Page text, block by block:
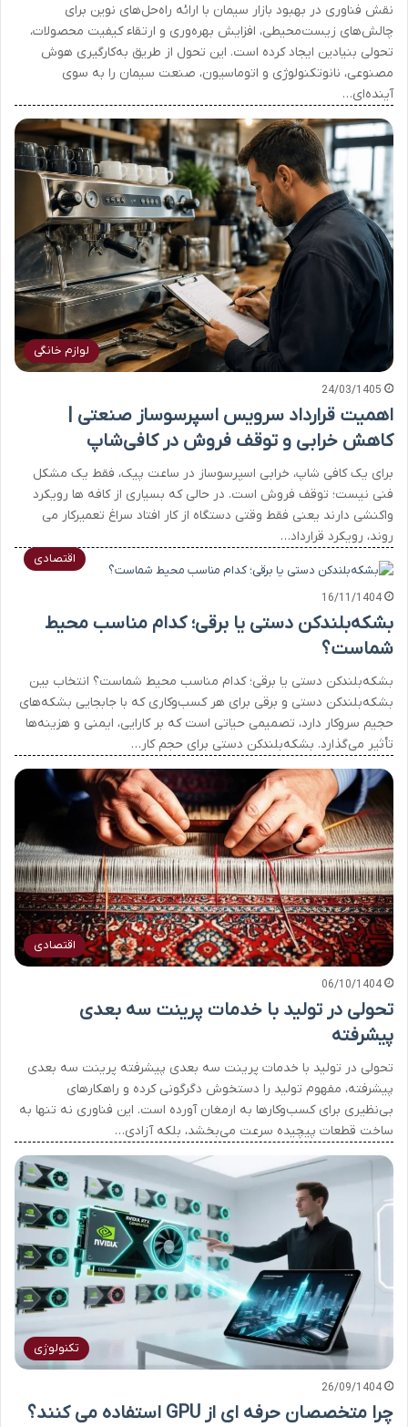
نقش فناوری در بهبود بازار سیمان با ارائه راه‌حل‌های نوین برای
چالش‌های زیست‌محیطی، افزایش بهره‌وری و ارتقاء کیفیت محصولات،
تحولی بنیادین ایجاد کرده است. این تحول از طریق به‌کارگیری هوش
مصنوعی، نانوتکنولوژی و اتوماسیون، صنعت سیمان را به سوی
آینده‌ای…
لوازم خانگی
24/03/1405
اهمیت قرارداد سرویس اسپرسوساز صنعتی |
کاهش خرابی و توقف فروش در کافی‌شاپ
برای یک کافی شاپ، خرابی اسپرسوساز در ساعت پیک، فقط یک مشکل
فنی نیست؛ توقف فروش است. در حالی که بسیاری از کافه ها رویکرد
واکنشی دارند یعنی فقط وقتی دستگاه از کار افتاد سراغ تعمیرکار می
روند، رویکرد قرارداد…
اقتصادی
16/11/1404
بشکه‌بلندکن دستی یا برقی؛ کدام مناسب محیط
شماست؟
بشکه‌بلندکن دستی یا برقی؛ کدام مناسب محیط شماست؟ انتخاب بین
بشکه‌بلندکن دستی و برقی برای هر کسب‌وکاری که با جابجایی بشکه‌های
حجیم سروکار دارد، تصمیمی حیاتی است که بر کارایی، ایمنی و هزینه‌ها
تأثیر می‌گذارد. بشکه‌بلندکن دستی برای حجم کار…
اقتصادی
06/10/1404
تحولی در تولید با خدمات پرینت سه بعدی
پیشرفته
تحولی در تولید با خدمات پرینت سه بعدی پیشرفته پرینت سه بعدی
پیشرفته، مفهوم تولید را دستخوش دگرگونی کرده و راهکارهای
بی‌نظیری برای کسب‌وکارها به ارمغان آورده است. این فناوری نه تنها به
ساخت قطعات پیچیده سرعت می‌بخشد، بلکه آزادی…
تکنولوژی
26/09/1404
چرا متخصصان حرفه ای از GPU استفاده می کنند؟